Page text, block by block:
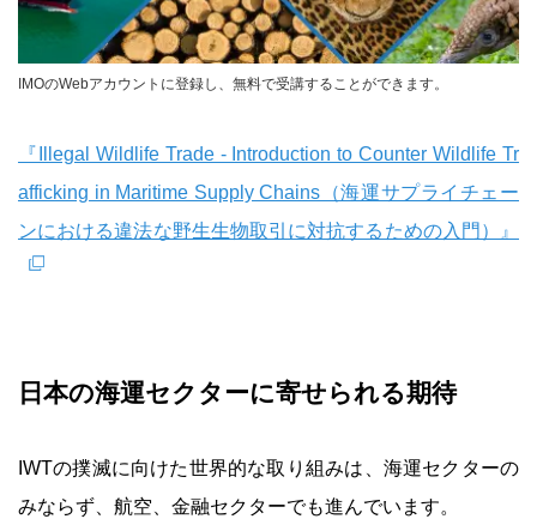
IMOのWebアカウントに登録し、無料で受講することができます。
『Illegal Wildlife Trade - Introduction to Counter Wildlife Tr
afficking in Maritime Supply Chains（海運サプライチェー
ンにおける違法な野生生物取引に対抗するための入門）』
日本の海運セクターに寄せられる期待
IWTの撲滅に向けた世界的な取り組みは、海運セクターの
みならず、航空、金融セクターでも進んでいます。